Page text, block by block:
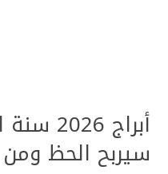
أبراج
سيربح الحظ ومن